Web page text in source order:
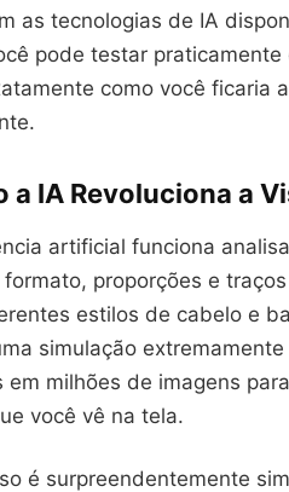
as tecnologias de IA
pode testar
como você ficaria
a IA Revoluciona a
artificial funciona
proporções e
estilos de cabelo e
simulação
em milhões de imagens
você vê na tela.
é surpreendentemente